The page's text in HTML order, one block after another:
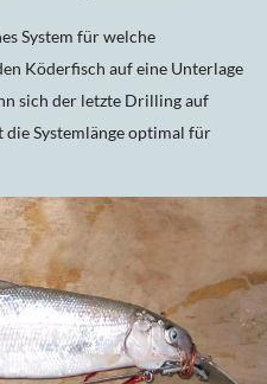
System für welche
Köderfisch auf eine Unterlage
sich der letzte Drilling auf
Systemlänge optimal für